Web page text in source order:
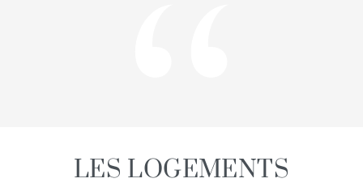
LES LOGEMENTS